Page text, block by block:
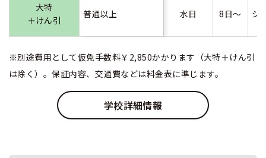
大特
＋けん引
普通以上 水日 8日～ シ
※別途費用として仮免手数料￥2,850かかります（大特＋けん引
は除く）。保証内容、交通費などは料金表に準じます。
学校詳細情報